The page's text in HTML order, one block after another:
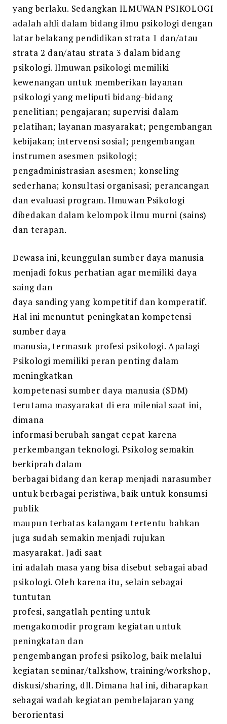
yang berlaku. Sedangkan ILMUWAN PSIKOLOGI
adalah ahli dalam bidang ilmu psikologi dengan
latar belakang pendidikan strata 1 dan/atau
strata 2 dan/atau strata 3 dalam bidang
psikologi. Ilmuwan psikologi memiliki
kewenangan untuk memberikan layanan
psikologi yang meliputi bidang-bidang
penelitian; pengajaran; supervisi dalam
pelatihan; layanan masyarakat; pengembangan
kebijakan; intervensi sosial; pengembangan
instrumen asesmen psikologi;
pengadministrasian asesmen; konseling
sederhana; konsultasi organisasi; perancangan
dan evaluasi program. Ilmuwan Psikologi
dibedakan dalam kelompok ilmu murni (sains)
dan terapan.
Dewasa ini, keunggulan sumber daya manusia
menjadi fokus perhatian agar memiliki daya
saing dan
daya sanding yang kompetitif dan komperatif.
Hal ini menuntut peningkatan kompetensi
sumber daya
manusia, termasuk profesi psikologi. Apalagi
Psikologi memiliki peran penting dalam
meningkatkan
kompetenasi sumber daya manusia (SDM)
terutama masyarakat di era milenial saat ini,
dimana
informasi berubah sangat cepat karena
perkembangan teknologi. Psikolog semakin
berkiprah dalam
berbagai bidang dan kerap menjadi narasumber
untuk berbagai peristiwa, baik untuk konsumsi
publik
maupun terbatas kalangam tertentu bahkan
juga sudah semakin menjadi rujukan
masyarakat. Jadi saat
ini adalah masa yang bisa disebut sebagai abad
psikologi. Oleh karena itu, selain sebagai
tuntutan
profesi, sangatlah penting untuk
mengakomodir program kegiatan untuk
peningkatan dan
pengembangan profesi psikolog, baik melalui
kegiatan seminar/talkshow, training/workshop,
diskusi/sharing, dll. Dimana hal ini, diharapkan
sebagai wadah kegiatan pembelajaran yang
berorientasi